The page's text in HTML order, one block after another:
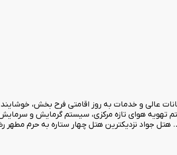
عالی و خدمات به روز اقامتی فرح بخش، خوشایند
تهویه هوای تازه مرکزی، سیستم گرمایش و
جواد نزدیکترین هتل چهار ستاره به حرم مطهر